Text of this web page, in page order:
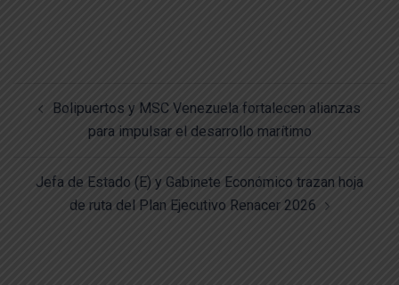
Bolipuertos y MSC Venezuela fortalecen alianzas
para impulsar el desarrollo marítimo
Jefa de Estado (E) y Gabinete Económico trazan hoja
de ruta del Plan Ejecutivo Renacer 2026